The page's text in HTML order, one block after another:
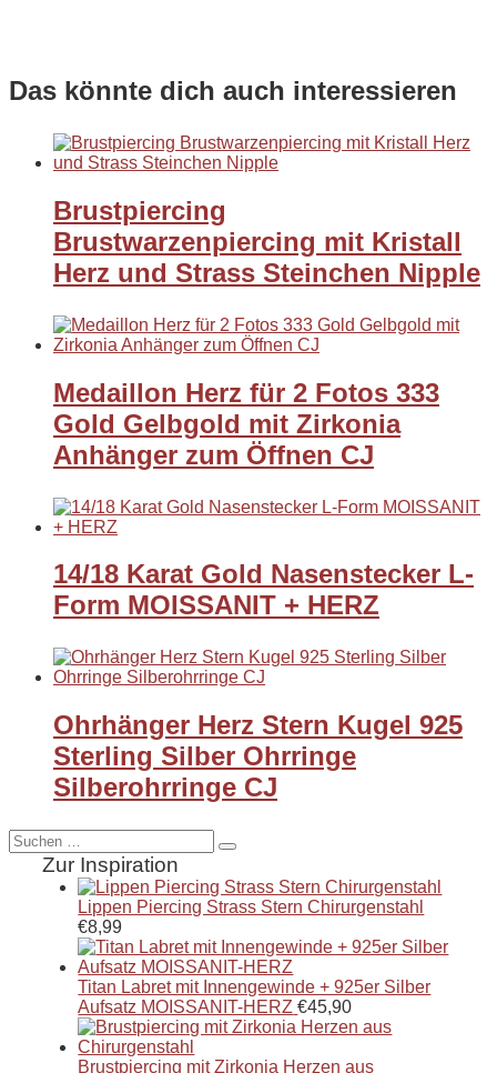
Das könnte dich auch interessieren
Brustpiercing
Brustwarzenpiercing mit Kristall
Herz und Strass Steinchen Nipple
Medaillon Herz für 2 Fotos 333
Gold Gelbgold mit Zirkonia
Anhänger zum Öffnen CJ
14/18 Karat Gold Nasenstecker L-
Form MOISSANIT + HERZ
Ohrhänger Herz Stern Kugel 925
Sterling Silber Ohrringe
Silberohrringe CJ
Suche
nach:Zur Inspiration
Lippen Piercing Strass Stern Chirurgenstahl
€8,99
Titan Labret mit Innengewinde + 925er Silber
Aufsatz MOISSANIT-HERZ €45,90
Brustpiercing mit Zirkonia Herzen aus